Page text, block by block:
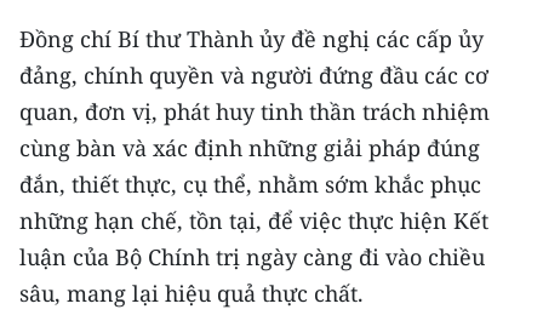
Đồng chí Bí thư Thành ủy đề nghị các cấp ủy
đảng, chính quyền và người đứng đầu các cơ
quan, đơn vị, phát huy tinh thần trách nhiệm
cùng bàn và xác định những giải pháp đúng
đắn, thiết thực, cụ thể, nhằm sớm khắc phục
những hạn chế, tồn tại, để việc thực hiện Kết
luận của Bộ Chính trị ngày càng đi vào chiều
sâu, mang lại hiệu quả thực chất.